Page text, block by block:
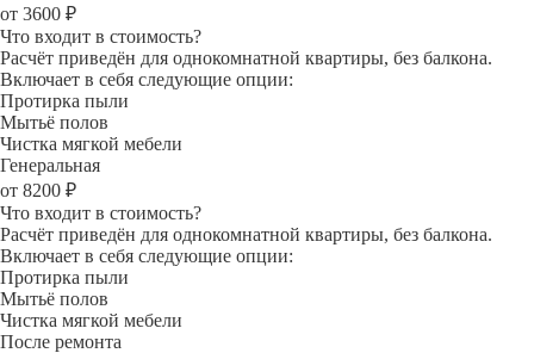
от 3600 ₽
Что входит в стоимость?
Расчёт приведён для однокомнатной квартиры, без балкона.
Включает в себя следующие опции:
Протирка пыли
Мытьё полов
Чистка мягкой мебели
Генеральная
от 8200 ₽
Что входит в стоимость?
Расчёт приведён для однокомнатной квартиры, без балкона.
Включает в себя следующие опции:
Протирка пыли
Мытьё полов
Чистка мягкой мебели
После ремонта